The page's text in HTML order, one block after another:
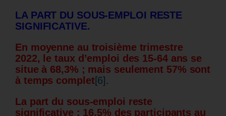
LA PART DU SOUS-EMPLOI RESTE
SIGNIFICATIVE.
En moyenne au troisième trimestre
2022, le taux d’emploi des 15-64 ans se
situe à 68,3% ; mais seulement 57% sont
à temps complet[6] .
La part du sous-emploi reste
significative : 16,5% des participants au